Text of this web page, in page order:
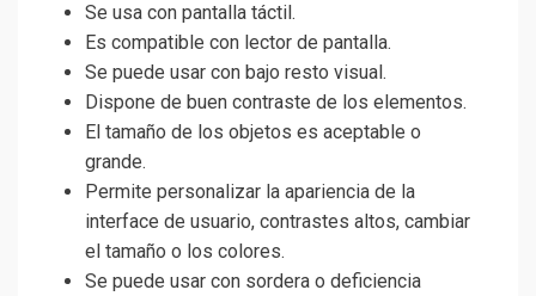
Se usa con pantalla táctil.
Es compatible con lector de pantalla.
Se puede usar con bajo resto visual.
Dispone de buen contraste de los elementos.
El tamaño de los objetos es aceptable o
grande.
Permite personalizar la apariencia de la
interface de usuario, contrastes altos, cambiar
el tamaño o los colores.
Se puede usar con sordera o deficiencia